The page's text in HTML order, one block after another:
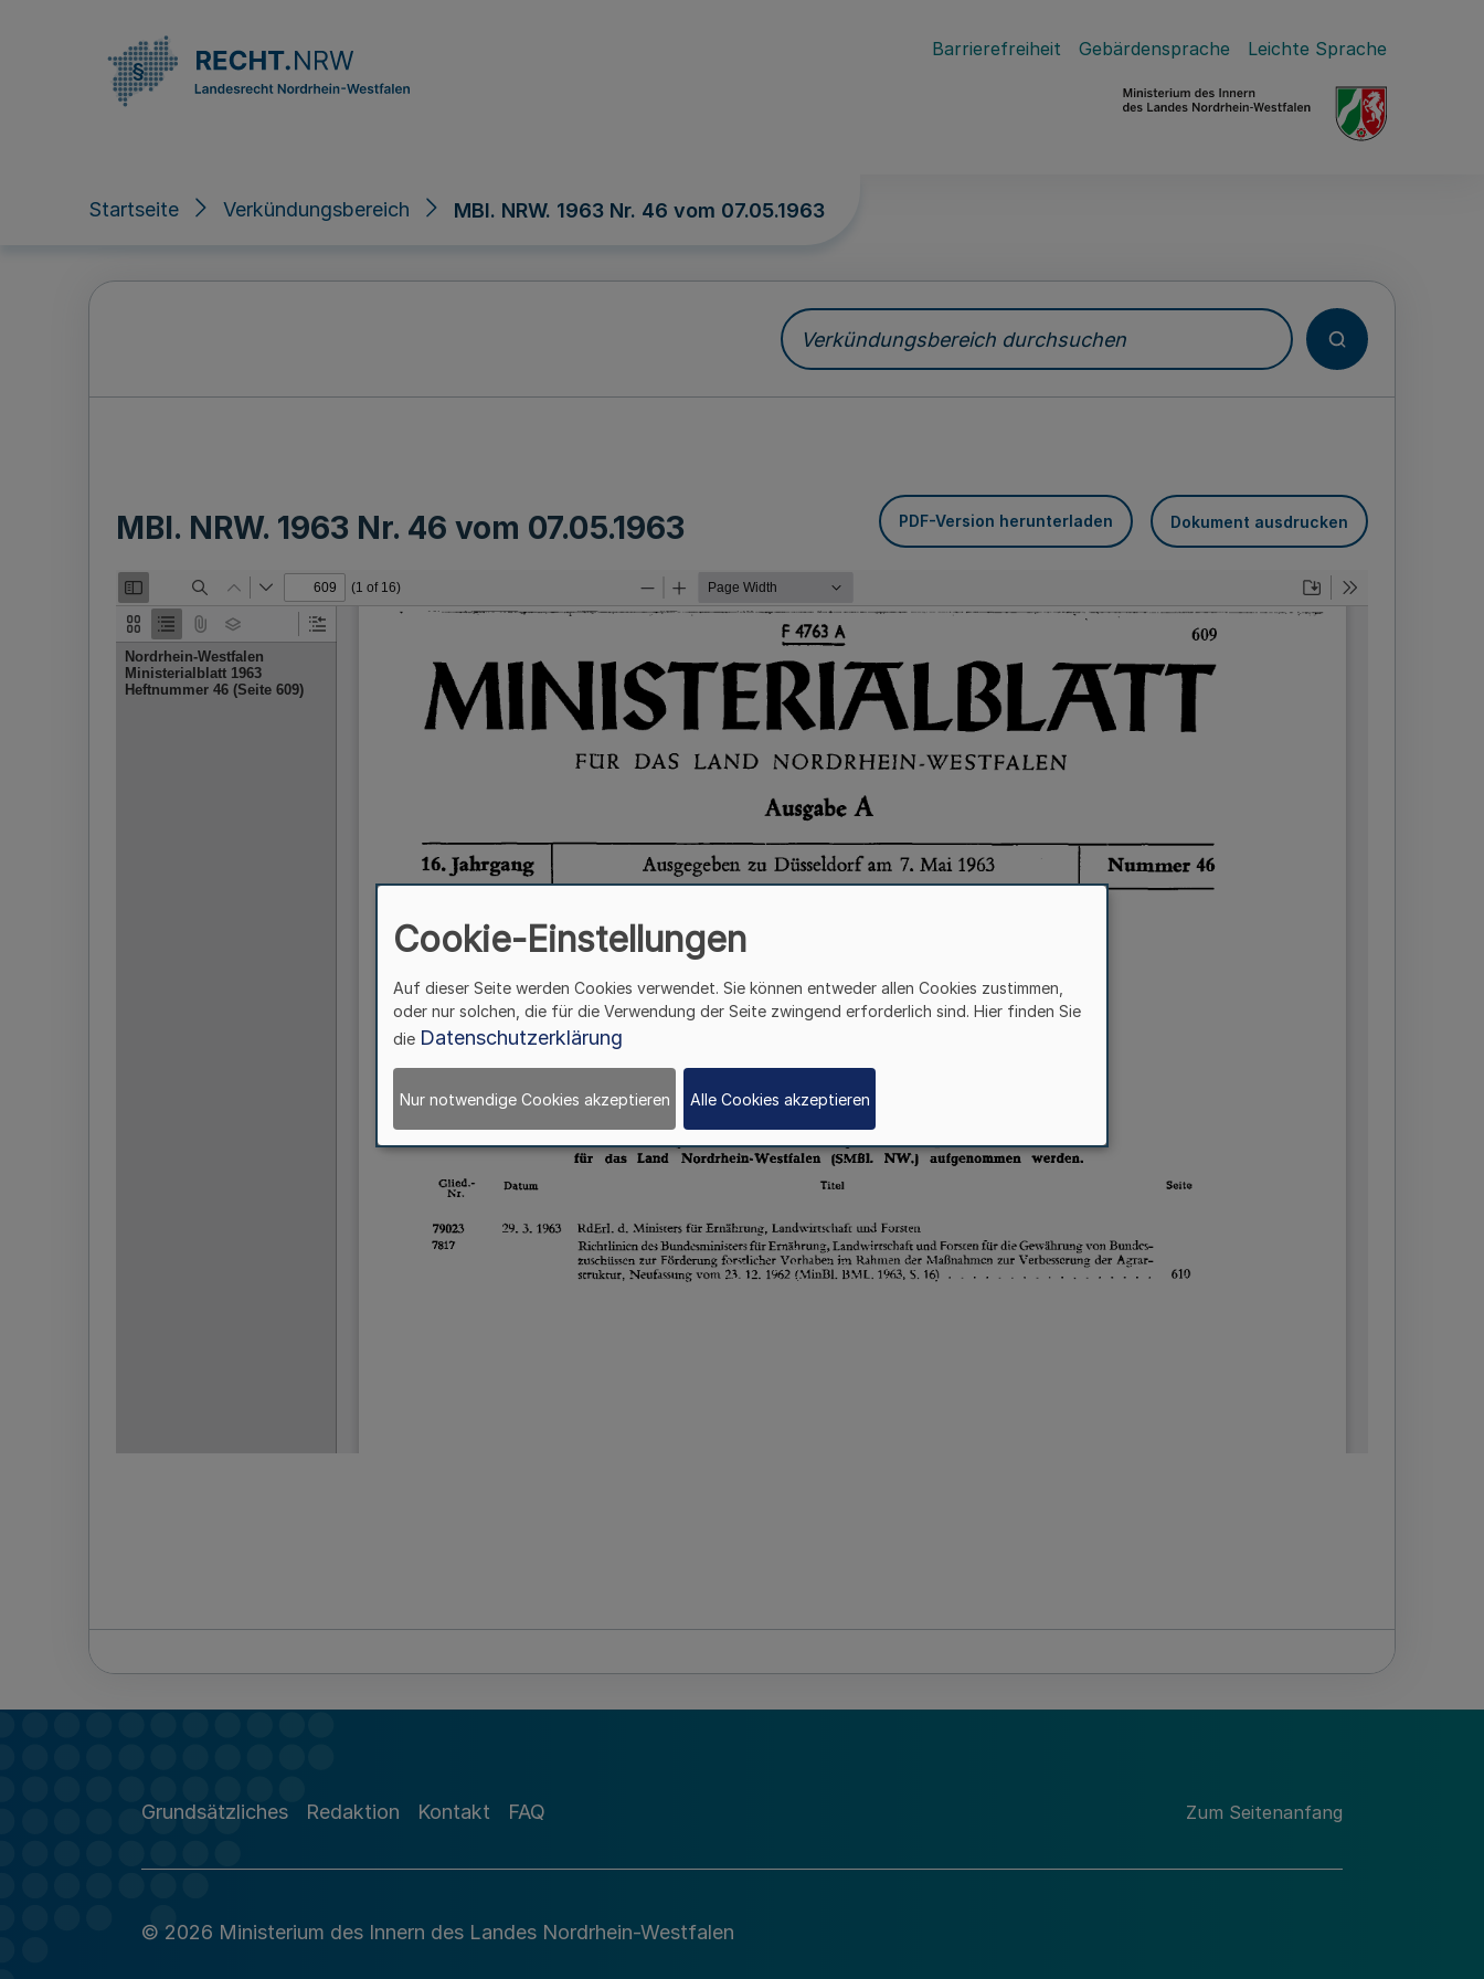
Barrierefreiheit Gebärdensprache Leichte Sprache
Startseite Verkündungsbereich MBl. NRW. 1963 Nr. 46 vom 07.05.1963
Verkündungsbereich durchsuchen
MBl. NRW. 1963 Nr. 46 vom 07.05.1963 PDF-Version herunterladen Dokument ausdrucken
Grundsätzliches Redaktion Kontakt FAQ Zum Seitenanfang
© 2026 Ministerium des Innern des Landes Nordrhein-Westfalen
Cookie-Einstellungen
Auf dieser Seite werden Cookies verwendet. Sie können entweder allen Cookies zustimmen,
oder nur solchen, die für die Verwendung der Seite zwingend erforderlich sind. Hier finden Sie
die Datenschutzerklärung
Nur notwendige Cookies akzeptieren Alle Cookies akzeptieren